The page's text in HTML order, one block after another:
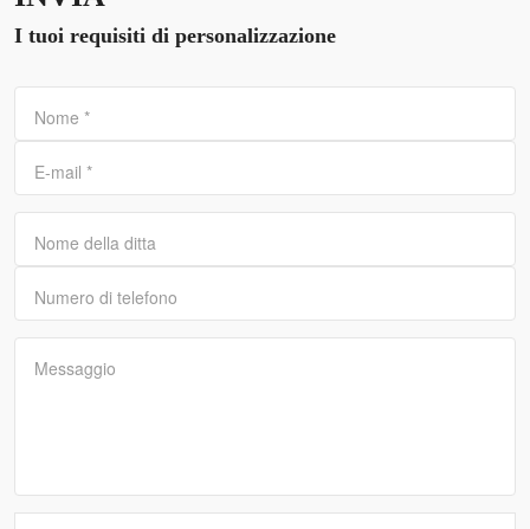
I tuoi requisiti di personalizzazione
Nome *
E-mail *
Nome della ditta
Numero di telefono
Messaggio